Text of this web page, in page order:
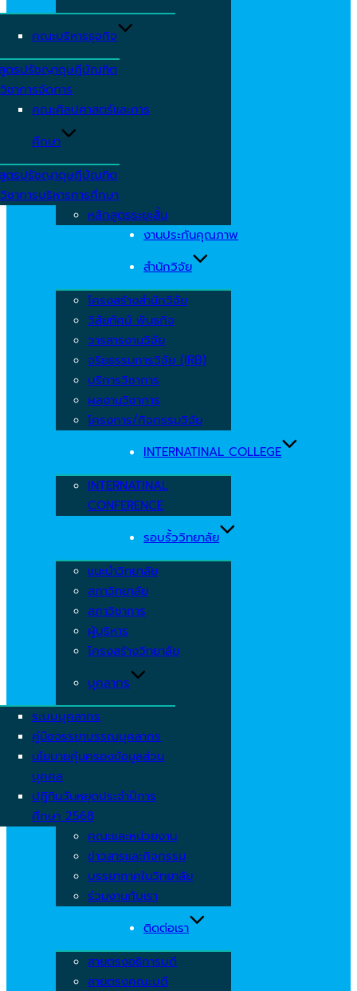
คณะบริหารธุจกิจ
ตรปรัชญาดุษฎีบัณฑิต
ชาการจัดการ
คณะศิลปศาสตร์และการ
ศึกษา
ตรปรัชญาดุษฎีบัณฑิต
ชาการบริหารการศึกษา
หลักสูตรระยะสั้น
งานประกันคุณภาพ
สำนักวิจัย
โครงสร้างสำนักวิจัย
วิสัยทัศน์ พันธกิจ
วารสารงานวิจัย
จริยธรรมการวิจัย (IRB)
บริการวิชาการ
ผลงานวิชาการ
โครงการ/กิจกรรมวิจัย
INTERNATINAL COLLEGE
INTERNATINAL
CONFERENCE
รอบรั้ววิทยาลัย
แนะนำวิทยาลัย
สภาวิทยาลัย
สภาวิชาการ
ผู้บริหาร
โครงสร้างวิทยาลัย
บุคลากร
ระบบบุคลากร
คู่มือจรรยาบรรณบุคลากร
นโยบายคุ้มครองข้อมูลส่วน
บุคคล
ปฏิทินวันหยุดประจำปีการ
ศึกษา 2568
คณะและหน่วยงาน
ข่าวสารและกิจกรรม
บรรยากาศในวิทยาลัย
ร่วมงานกับเรา
ติดต่อเรา
สายตรงอธิการบดี
สายตรงคณะบดี